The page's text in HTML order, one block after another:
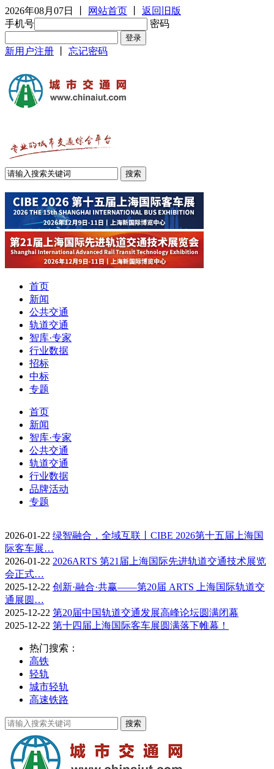
2026年08月07日 网站首页
返回旧版
手机号
密码
新用户注册 忘记密码
首页
新闻
公共交通
轨道交通
智库·专家
行业数据
招标
中标
专题
首页
新闻
智库·专家
公共交通
轨道交通
行业数据
品牌活动
专题
2026-01-22 绿智融合，全域互联丨CIBE 2026第十五届上海国
际客车展…
2026-01-22 2026ARTS 第21届上海国际先进轨道交通技术展览
会正式…
2025-12-22 创新·融合·共赢——第20届 ARTS 上海国际轨道交
通展圆…
2025-12-22 第20届中国轨道交通发展高峰论坛圆满闭幕
2025-12-22 第十四届上海国际客车展圆满落下帷幕！
热门搜索：
高铁
轻轨
城市轻轨
高速铁路